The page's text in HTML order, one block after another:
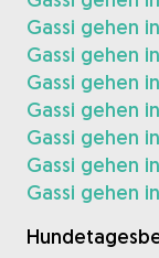
Gassi gehen
Gassi gehen
Gassi gehen
Gassi gehen
Gassi gehen
Gassi gehen
Gassi gehen